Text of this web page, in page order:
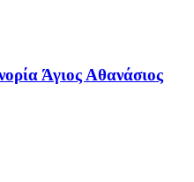
Άγιος Αθανάσιος